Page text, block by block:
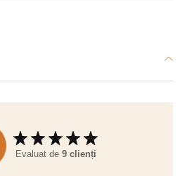
Evaluat de 9 clienți